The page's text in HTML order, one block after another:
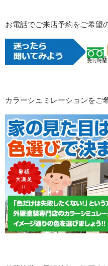
お電話でご来店予約をご希望
カラーシュミレーションをご